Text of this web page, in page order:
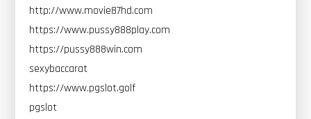
http://www.movie87hd.com
https://www.pussy888play.com
https://pussy888win.com
sexybaccarat
https://www.pgslot.golf
pgslot